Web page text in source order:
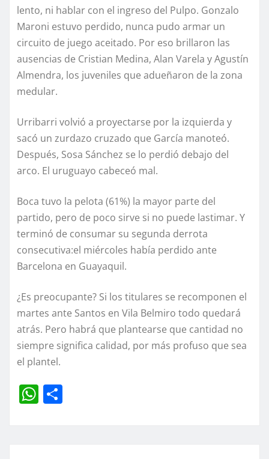
lento, ni hablar con el ingreso del Pulpo. Gonzalo
Maroni estuvo perdido, nunca pudo armar un
circuito de juego aceitado. Por eso brillaron las
ausencias de Cristian Medina, Alan Varela y Agustín
Almendra, los juveniles que adueñaron de la zona
medular.
Urribarri volvió a proyectarse por la izquierda y
sacó un zurdazo cruzado que García manoteó.
Después, Sosa Sánchez se lo perdió debajo del
arco. El uruguayo cabeceó mal.
Boca tuvo la pelota (61%) la mayor parte del
partido, pero de poco sirve si no puede lastimar. Y
terminó de consumar su segunda derrota
consecutiva:el miércoles había perdido ante
Barcelona en Guayaquil.
¿Es preocupante? Si los titulares se recomponen el
martes ante Santos en Vila Belmiro todo quedará
atrás. Pero habrá que plantearse que cantidad no
siempre significa calidad, por más profuso que sea
el plantel.
W